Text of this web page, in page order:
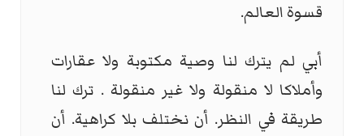
قسوة العالم.
أبي لم يترك لنا وصية مكتوبة ولا عقارات
وأملاكا لا منقولة ولا غير منقولة . ترك لنا
طريقة في النظر. أن نختلف بلا كراهية. أن